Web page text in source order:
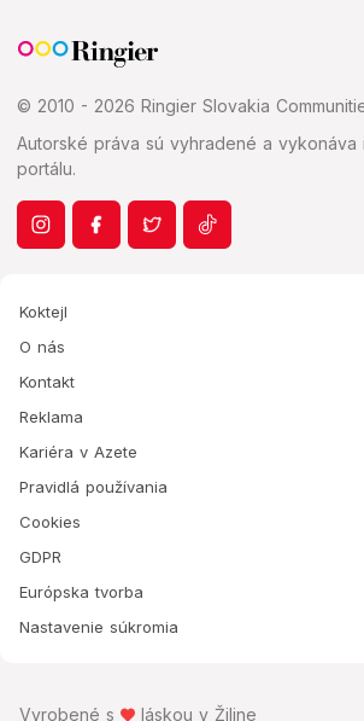
© 2010 - 2026 Ringier Slovakia
Autorské práva sú vyhradené a
portálu.
Koktejl
O nás
Kontakt
Reklama
Kariéra v Azete
Pravidlá používania
Cookies
GDPR
Európska tvorba
Nastavenie súkromia
Vyrobené s láskou v Žiline